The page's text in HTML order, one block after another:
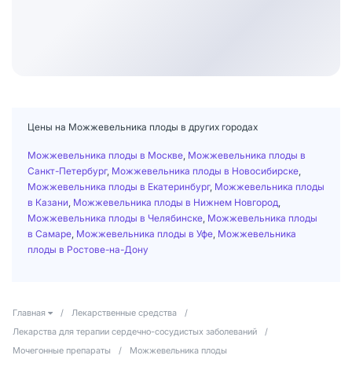
Цены на Можжевельника плоды в других городах
Можжевельника плоды в Москве Можжевельника плоды в
Санкт-Петербург, Можжевельника плоды в Новосибирске
Можжевельника плоды в Екатеринбург, Можжевельника плоды
в Казани Можжевельника плоды в Нижнем Новгород
Можжевельника плоды в Челябинске Можжевельника плоды
в Самаре Можжевельника плоды в Уфе Можжевельника
плоды в Ростове-на-Дону
Главная / Лекарственные средства
/
Лекарства для терапии сердечно-сосудистых заболеваний
/
Мочегонные препараты
/ Можжевельника плоды